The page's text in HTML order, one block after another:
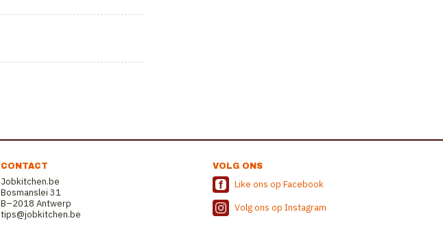
CONTACT
Jobkitchen.be
Bosmanslei 31
B–2018 Antwerp
tips@jobkitchen.be
VOLG ONS
Like ons op Facebook
Volg ons op Instagram